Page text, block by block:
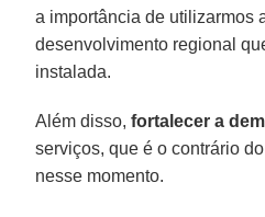
a importância de utilizarmos
desenvolvimento regional
instalada.
Além disso,fortalecer a
serviços, que é o contrário
nesse momento.